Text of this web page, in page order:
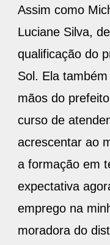
Assim como
Luciane Silva,
qualificação do
Sol. Ela
mãos do
curso de
acrescentar ao
a formação em
expectativa
emprego na
moradora do